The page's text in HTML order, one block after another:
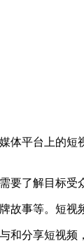
体平台上的
了解目标受
事等。短视
分享短视频